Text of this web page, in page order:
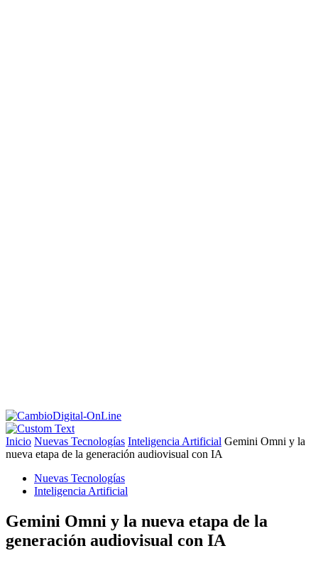
Inicio Nuevas Tecnologías Inteligencia Artificial Gemini Omni y la
nueva etapa de la generación audiovisual con IA
Nuevas Tecnologías
Inteligencia Artificial
Gemini Omni y la nueva etapa de la
generación audiovisual con IA